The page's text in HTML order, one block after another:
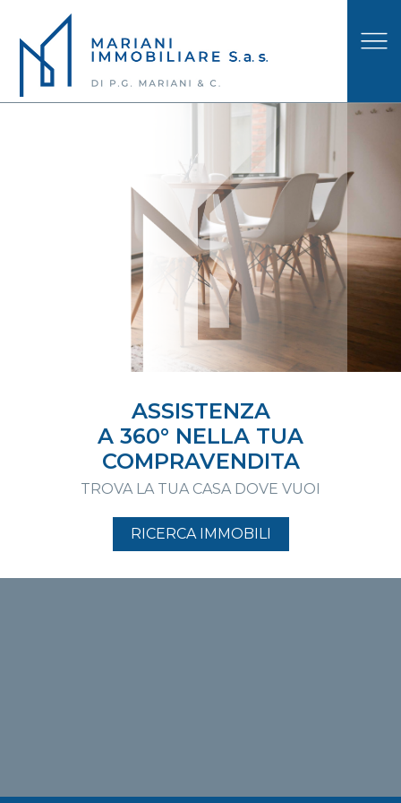
ASSISTENZA
A 360° NELLA TUA
COMPRAVENDITA
TROVA LA TUA CASA DOVE VUOI
RICERCA IMMOBILI